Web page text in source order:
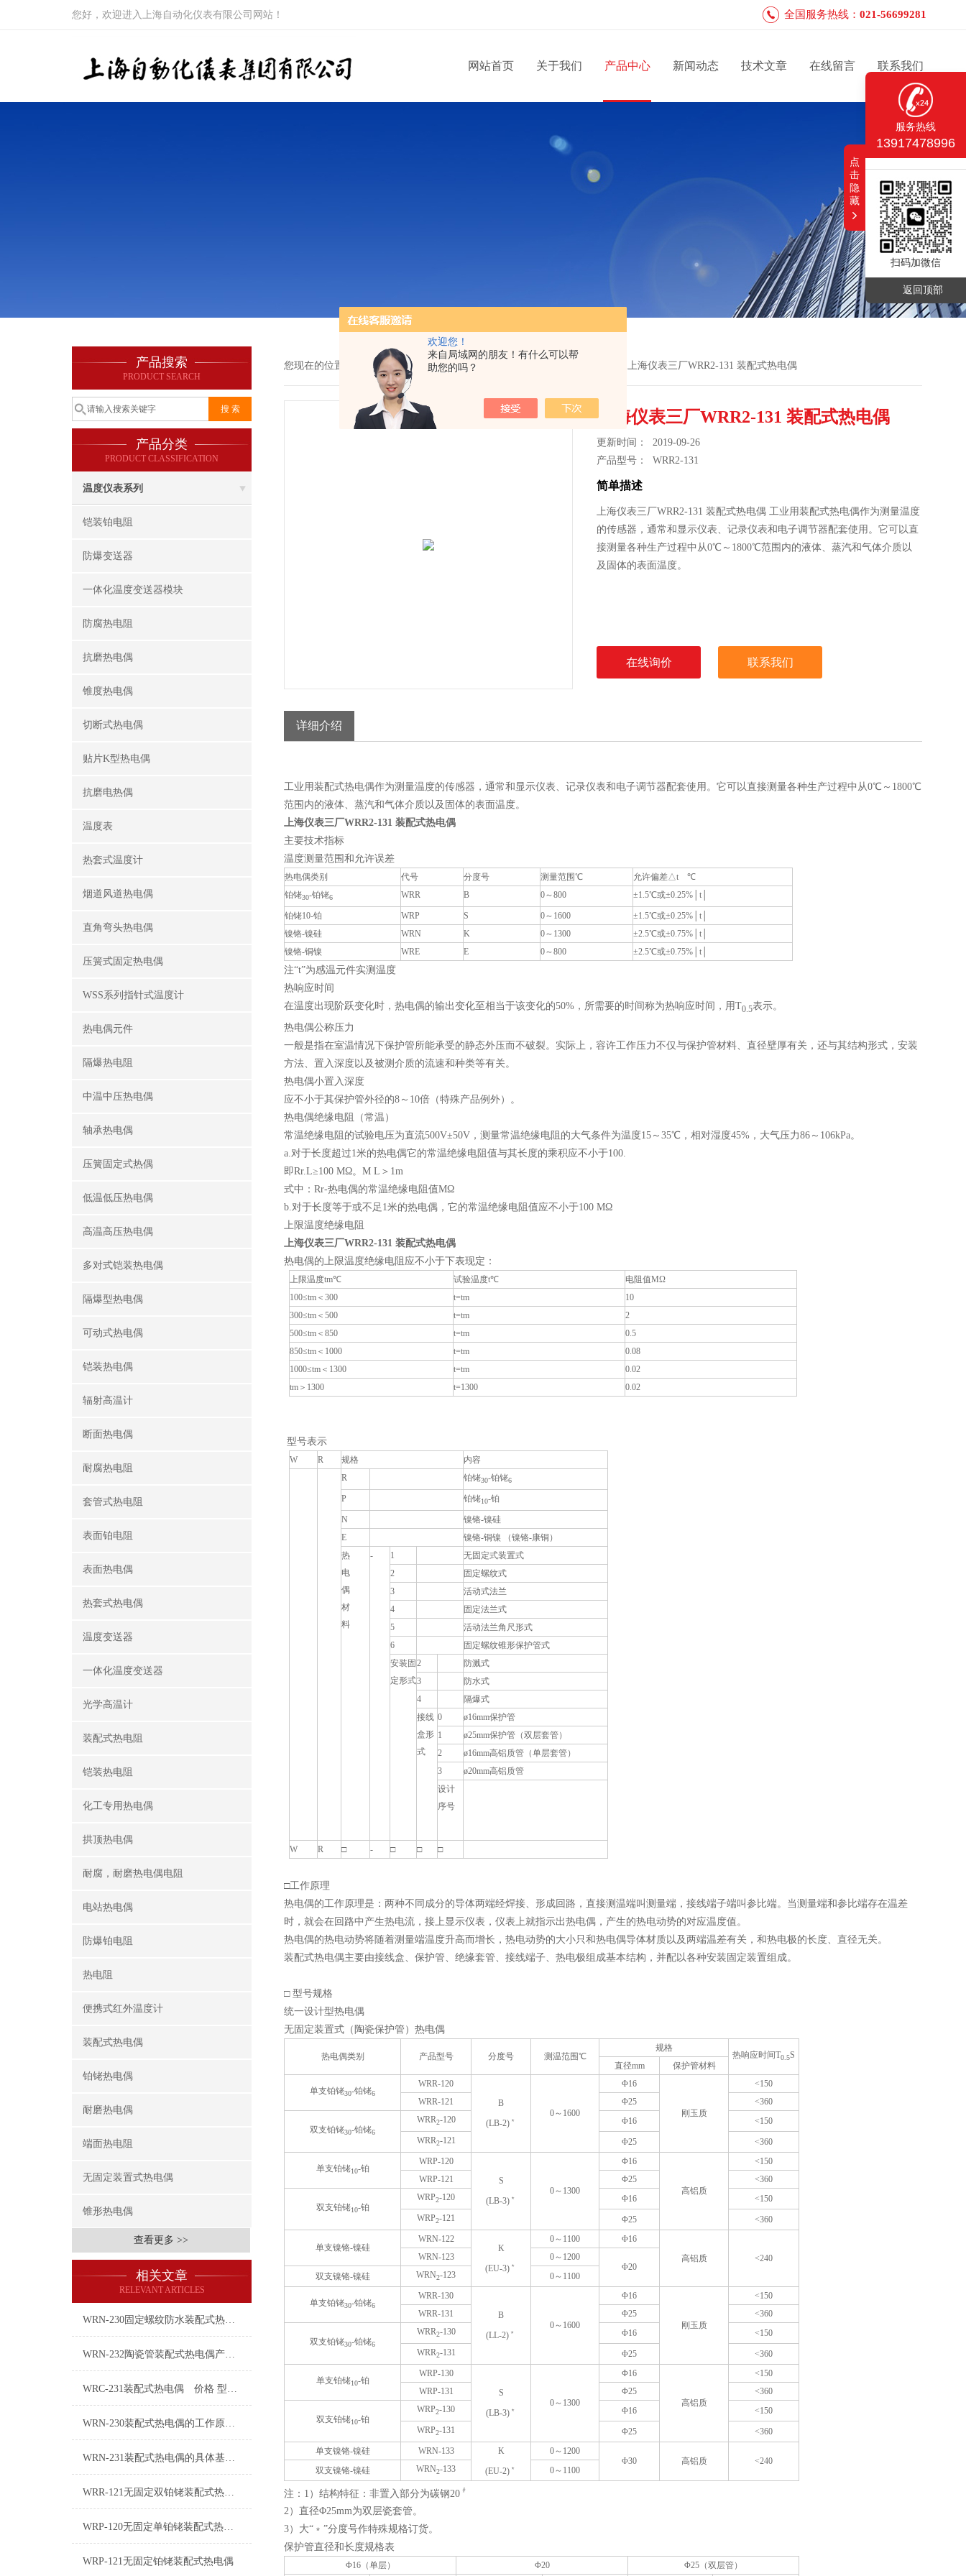
欢迎您！
来自局域网的朋友！有什么可以帮
助您的吗？
您好，欢迎进入上海自动化仪表有限公司网站！ 全国服务热线： 021-56699281
网站首页 关于我们 产品中心 新闻动态 技术文章 在线留言 联系我们
产品搜索
PRODUCT SEARCH
产品分类
PRODUCT CLASSIFICATION
温度仪表系列
铠装铂电阻
防爆变送器
一体化温度变送器模块
防腐热电阻
抗磨热电偶
锥度热电偶
切断式热电偶
贴片K型热电偶
抗磨电热偶
温度表
热套式温度计
烟道风道热电偶
直角弯头热电偶
压簧式固定热电偶
WSS系列指针式温度计
热电偶元件
隔爆热电阻
中温中压热电偶
轴承热电偶
压簧固定式热偶
低温低压热电偶
高温高压热电偶
多对式铠装热电偶
隔爆型热电偶
可动式热电偶
铠装热电偶
辐射高温计
断面热电偶
耐腐热电阻
套管式热电阻
表面铂电阻
表面热电偶
热套式热电偶
温度变送器
一体化温度变送器
光学高温计
装配式热电阻
铠装热电阻
化工专用热电偶
拱顶热电偶
耐腐，耐磨热电偶电阻
电站热电偶
防爆铂电阻
热电阻
便携式红外温度计
装配式热电偶
铂铑热电偶
耐磨热电偶
端面热电阻
无固定装置式热电偶
锥形热电偶
查看更多 >>
相关文章
RELEVANT ARTICLES
WRN-230固定螺纹防水装配式热电偶技术特点
WRN-232陶瓷管装配式热电偶产品介绍
WRC-231装配式热电偶 价格 型号 厂家
WRN-230装配式热电偶的工作原理分析
WRN-231装配式热电偶的具体基本要求选配
WRR-121无固定双铂铑装配式热电偶
WRP-120无固定单铂铑装配式热电偶简介
WRP-121无固定铂铑装配式热电偶
您现在的位置： 首页 > 产品中心 >温度仪表系列 > WRR2-131上海仪表三厂WRR2-131 装配式热电偶
上海仪表三厂WRR2-131 装配式热电偶
更新时间： 2019-09-26
产品型号：WRR2-131
简单描述
上海仪表三厂WRR2-131 装配式热电偶 工业用装配式热电偶作为测量温度
的传感器，通常和显示仪表、记录仪表和电子调节器配套使用。它可以直
接测量各种生产过程中从0℃～1800℃范围内的液体、蒸汽和气体介质以
及固体的表面温度。
在线询价 联系我们
详细介绍
工业用装配式热电偶作为测量温度的传感器，通常和显示仪表、记录仪表和电子调节器配套使用。它可以直接测量各种生产过程中从0℃～1800℃
范围内的液体、蒸汽和气体介质以及固体的表面温度。
上海仪表三厂WRR2-131 装配式热电偶
主要技术指标
温度测量范围和允许误差
热电偶类别 代号 分度号 测量范围℃
允许偏差△t ℃
铂铑30-铂铑6 WRR B 0～800 ±1.5℃或±0.25%│t│
铂铑10-铂 WRP S 0～1600
±1.5℃或±0.25%│t│
镍铬-镍硅
WRN K 0～1300
±2.5℃或±0.75%│t│
镍铬-铜镍
WRE E 0～800 ±2.5℃或±0.75%│t│
注“t”为感温元件实测温度
热响应时间
在温度出现阶跃变化时，热电偶的输出变化至相当于该变化的50%，所需要的时间称为热响应时间，用T0.5表示。
热电偶公称压力
一般是指在室温情况下保护管所能承受的静态外压而不破裂。实际上，容许工作压力不仅与保护管材料、直径壁厚有关，还与其结构形式，安装
方法、置入深度以及被测介质的流速和种类等有关。
热电偶小置入深度
应不小于其保护管外径的8～10倍（特殊产品例外）。
热电偶绝缘电阻（常温）
常温绝缘电阻的试验电压为直流500V±50V，测量常温绝缘电阻的大气条件为温度15～35℃，相对湿度45%，大气压力86～106kPa。
a.对于长度超过1米的热电偶它的常温绝缘电阻值与其长度的乘积应不小于100.
即Rr.L≥100 MΩ。M L＞1m
式中：Rr-热电偶的常温绝缘电阻值MΩ
b.对于长度等于或不足1米的热电偶，它的常温绝缘电阻值应不小于100 MΩ
上限温度绝缘电阻
上海仪表三厂WRR2-131 装配式热电偶
热电偶的上限温度绝缘电阻应不小于下表现定：
上限温度tm℃ 试验温度t℃
电阻值MΩ
100≤tm＜300
t=tm
10
300≤tm＜500
t=tm
2
500≤tm＜850
t=tm
0.5
850≤tm＜1000
t=tm
0.08
1000≤tm＜1300
t=tm
0.02
tm＞1300
t=1300 0.02
型号表示
W R 规格
内容
R
铂铑30-铂铑6
P 铂铑10-铂
N
镍铬-镍硅
E
镍铬-铜镍 （镍铬-康铜）
热
电
偶
材
料
- 1
无固定式装置式
2
固定螺纹式
3
活动式法兰
4
固定法兰式
5
活动法兰角尺形式
6
固定螺纹锥形保护管式
安装固
定形式
2
防溅式
3
防水式
4
隔爆式
接线
盒形
式
0
ø16mm保护管
1
ø25mm保护管（双层套管）
2
ø16mm高铝质管（单层套管）
3
ø20mm高铝质管
设计
序号
W R □ - □ □ □
□工作原理
热电偶的工作原理是：两种不同成分的导体两端经焊接、形成回路，直接测温端叫测量端，接线端子端叫参比端。当测量端和参比端存在温差
时，就会在回路中产生热电流，接上显示仪表，仪表上就指示出热电偶，产生的热电动势的对应温度值。
热电偶的热电动势将随着测量端温度升高而增长，热电动势的大小只和热电偶导体材质以及两端温差有关，和热电极的长度、直径无关。
装配式热电偶主要由接线盒、保护管、绝缘套管、接线端子、热电极组成基本结构，并配以各种安装固定装置组成。
□ 型号规格
统一设计型热电偶
无固定装置式（陶瓷保护管）热电偶
热电偶类别 产品型号 分度号 测温范围℃
规格
热响应时间T0.5S
直径mm
保护管材料
单支铂铑30-铂铑6
WRR-120
B
(LB-2) ﹡
0～1600
Φ16
刚玉质
<150
WRR-121
Φ25 <360
双支铂铑30-铂铑6
WRR2-120 Φ16
<150
WRR2-121 Φ25 <360
单支铂铑10-铂
WRP-120
S
(LB-3) ﹡
0～1300
Φ16
高铝质
<150
WRP-121
Φ25 <360
双支铂铑10-铂
WRP2-120 Φ16
<150
WRP2-121 Φ25 <360
单支镍铬-镍硅
WRN-122
K
(EU-3) ﹡
0～1100
Φ16
高铝质
<240
WRN-123
0～1200
Φ20
双支镍铬-镍硅
WRN2-123 0～1100
单支铂铑30-铂铑6
WRR-130
B
(LL-2) ﹡
0～1600
Φ16
刚玉质
<150
WRR-131
Φ25 <360
双支铂铑30-铂铑6
WRR2-130 Φ16
<150
WRR2-131 Φ25 <360
单支铂铑10-铂
WRP-130
S
(LB-3) ﹡
0～1300
Φ16
高铝质
<150
WRP-131
Φ25 <360
双支铂铑10-铂
WRP2-130 Φ16
<150
WRP2-131 Φ25
<360
单支镍铬-镍硅
WRN-133
K
(EU-2) ﹡
0～1200
Φ30
高铝质
<240
双支镍铬-镍硅
WRN2-133 0～1100
注：1）结构特征：非置入部分为碳钢20 ﹟
2）直径Φ25mm为双层瓷套管。
3）大“﹡”分度号作特殊规格订货。
保护管直径和长度规格表
Φ16（单层） Φ20 Φ25（双层管）
服务热线
13917478996
扫码加微信
返回顶部
点
击
隐
藏